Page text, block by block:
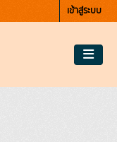
เข้าสู่ระบบ